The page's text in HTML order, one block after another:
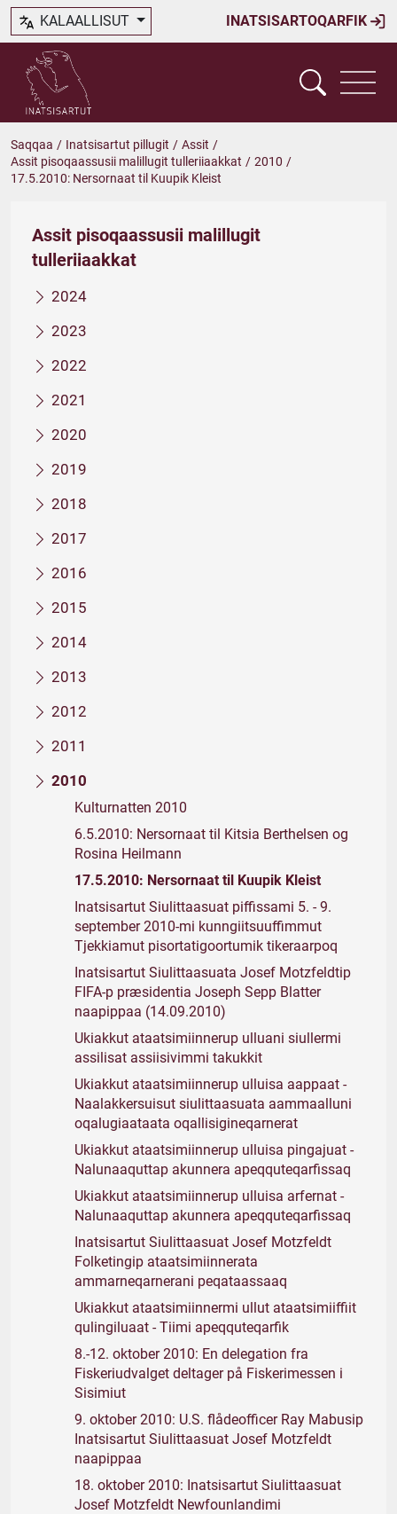
INATSISARTOQARFIK
KALAALLISUT
Saqqaa / Inatsisartut pillugit / Assit /
Assit pisoqaassusii malillugit tulleriiaakkat / 2010 /
17.5.2010: Nersornaat til Kuupik Kleist
Assit pisoqaassusii malillugit
tulleriiaakkat
2024
2023
2022
2021
2020
2019
2018
2017
2016
2015
2014
2013
2012
2011
2010
Kulturnatten 2010
6.5.2010: Nersornaat til Kitsia Berthelsen og
Rosina Heilmann
17.5.2010: Nersornaat til Kuupik Kleist
Inatsisartut Siulittaasuat piffissami 5. - 9.
september 2010-mi kunngiitsuuffimmut
Tjekkiamut pisortatigoortumik tikeraarpoq
Inatsisartut Siulittaasuata Josef Motzfeldtip
FIFA-p præsidentia Joseph Sepp Blatter
naapippaa (14.09.2010)
Ukiakkut ataatsimiinnerup ulluani siullermi
assilisat assiisivimmi takukkit
Ukiakkut ataatsimiinnerup ulluisa aappaat -
Naalakkersuisut siulittaasuata aammaalluni
oqalugiaataata oqallisigineqarnerat
Ukiakkut ataatsimiinnerup ulluisa pingajuat -
Nalunaaquttap akunnera apeqquteqarfissaq
Ukiakkut ataatsimiinnerup ulluisa arfernat -
Nalunaaquttap akunnera apeqquteqarfissaq
Inatsisartut Siulittaasuat Josef Motzfeldt
Folketingip ataatsimiinnerata
ammarneqarnerani peqataassaaq
Ukiakkut ataatsimiinnermi ullut ataatsimiiffiit
qulingiluaat - Tiimi apeqquteqarfik
8.-12. oktober 2010: En delegation fra
Fiskeriudvalget deltager på Fiskerimessen i
Sisimiut
9. oktober 2010: U.S. flådeofficer Ray Mabusip
Inatsisartut Siulittaasuat Josef Motzfeldt
naapippaa
18. oktober 2010: Inatsisartut Siulittaasuat
Josef Motzfeldt Newfounlandimi